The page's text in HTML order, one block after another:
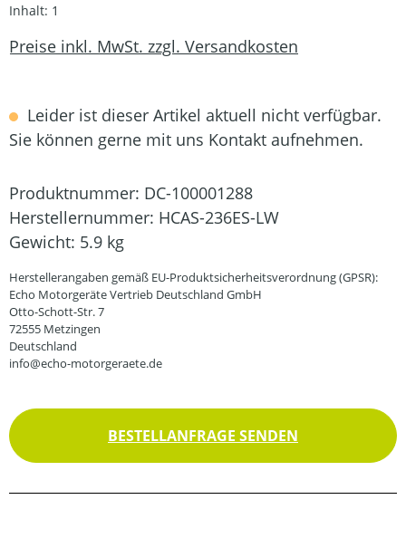
Inhalt: 1
Preise inkl. MwSt. zzgl. Versandkosten
Leider ist dieser Artikel aktuell nicht verfügbar.
Sie können gerne mit uns Kontakt aufnehmen.
Produktnummer: DC-100001288
Herstellernummer: HCAS-236ES-LW
Gewicht: 5.9 kg
Herstellerangaben gemäß EU-Produktsicherheitsverordnung (GPSR):
Echo Motorgeräte Vertrieb Deutschland GmbH
Otto-Schott-Str. 7
72555 Metzingen
Deutschland
info@echo-motorgeraete.de
BESTELLANFRAGE SENDEN